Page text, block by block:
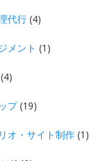
代行 (4)
メント (1)
(4)
プ(19)
オ・サイト制作 (1)